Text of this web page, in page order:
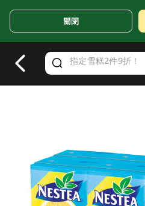
Valid Until 30 June 2026
關閉